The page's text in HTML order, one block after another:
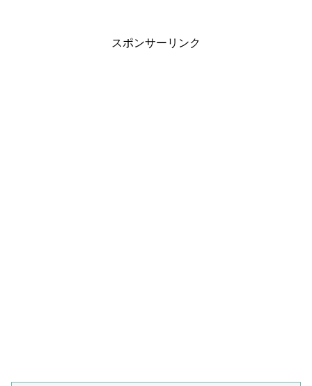
スポンサーリンク